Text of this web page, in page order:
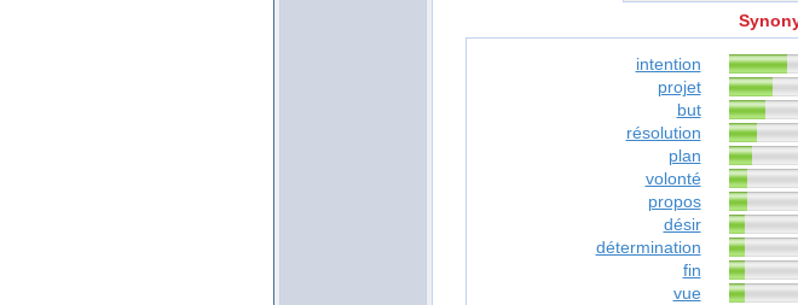
intention
projet
but
résolution
plan
volonté
propos
désir
détermination
fin
vue